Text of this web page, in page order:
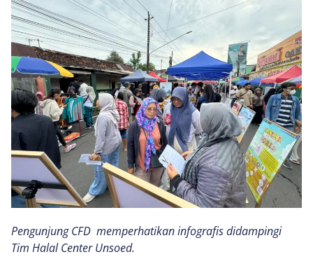
Pengunjung CFD memperhatikan infografis didampingi
Tim Halal Center Unsoed.